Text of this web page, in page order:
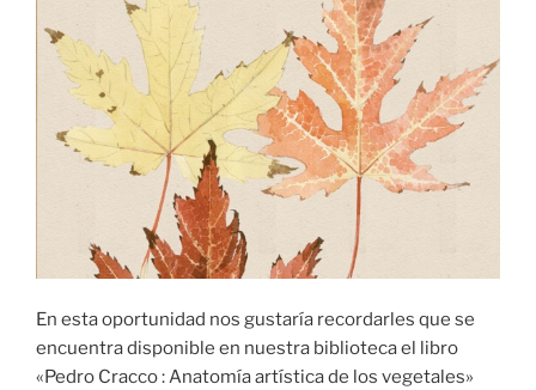
En esta oportunidad nos gustaría recordarles que se
encuentra disponible en nuestra biblioteca el libro
«Pedro Cracco : Anatomía artística de los vegetales»